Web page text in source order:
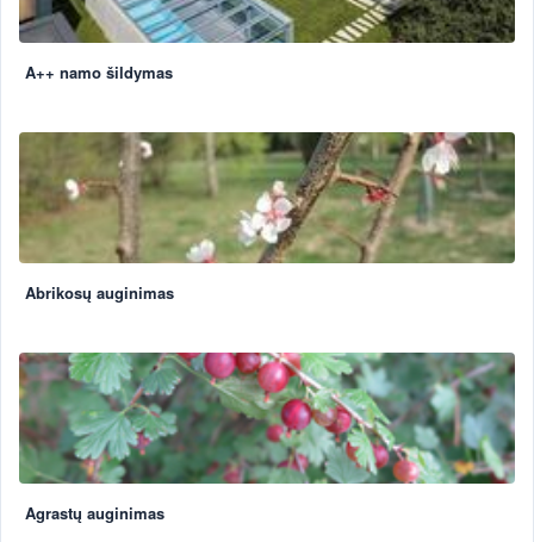
A++ namo šildymas
Abrikosų auginimas
Agrastų auginimas